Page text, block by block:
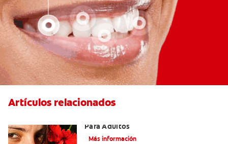
Artículos relacionados
Para Adultos
Más información